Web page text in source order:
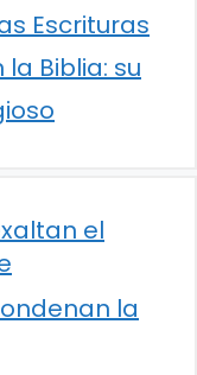
Escrituras
Biblia: su
el
la